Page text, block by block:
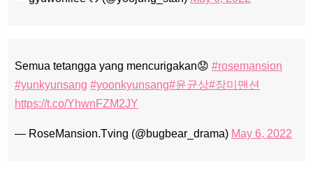
Semua tetangga yang mencurigakan😟 #rosemansion
#yunkyunsang #yoonkyunsang#윤균상#장미맨션
https://t.co/YhwnFZM2JY
— RoseMansion.Tving (@bugbear_drama) May 6, 2022